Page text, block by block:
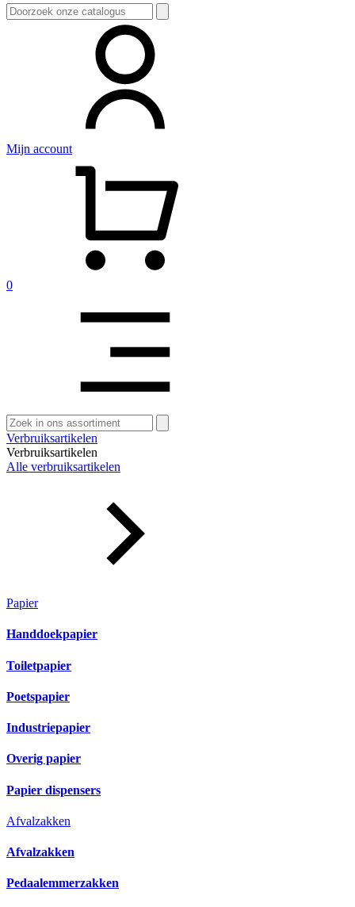
Zoeken
naar:
Mijn account
0
Zoeken
naar:
Verbruiksartikelen
Verbruiksartikelen
Alle verbruiksartikelen
Papier
Handdoekpapier
Toiletpapier
Poetspapier
Industriepapier
Overig papier
Papier dispensers
Afvalzakken
Afvalzakken
Pedaalemmerzakken